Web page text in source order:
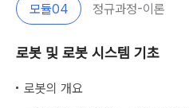
모듈04 정규과정-이론
로봇 및 로봇 시스템 기초
로봇의 개요